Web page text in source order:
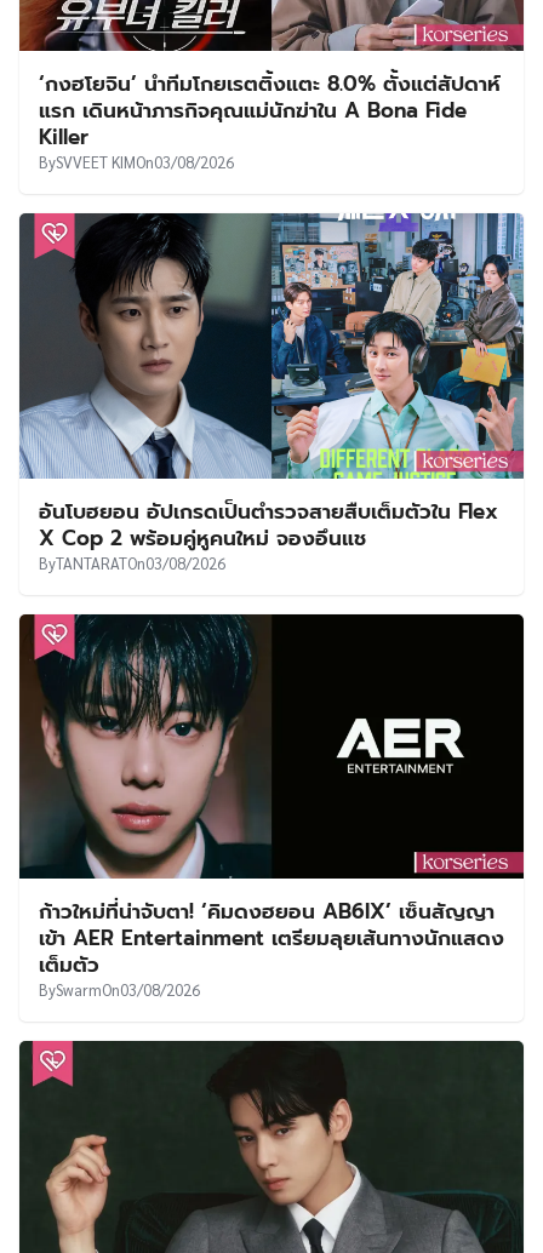
‘กงฮโยจิน’ นำทีมโกยเรตติ้งแตะ 8.0% ตั้งแต่สัปดาห์
แรก เดินหน้าภารกิจคุณแม่นักฆ่าใน A Bona Fide
Killer
BySVVEET KIMOn03/08/2026
อันโบฮยอน อัปเกรดเป็นตำรวจสายสืบเต็มตัวใน Flex
X Cop 2 พร้อมคู่หูคนใหม่ จองอึนแช
ByTANTARATOn03/08/2026
ก้าวใหม่ที่น่าจับตา! ‘คิมดงฮยอน AB6IX’ เซ็นสัญญา
เข้า AER Entertainment เตรียมลุยเส้นทางนักแสดง
เต็มตัว
BySwarmOn03/08/2026